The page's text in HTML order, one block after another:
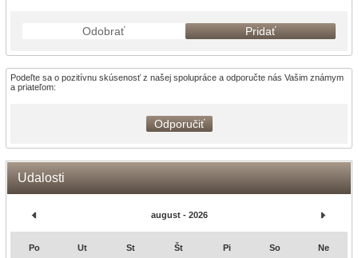
Odobrať Pridať
Podeľte sa o pozitívnu skúsenosť z našej spolupráce a odporučte nás Vašim známym
a priateľom:
Odporučiť
Udalosti
august - 2026
Po Ut St Št Pi So Ne